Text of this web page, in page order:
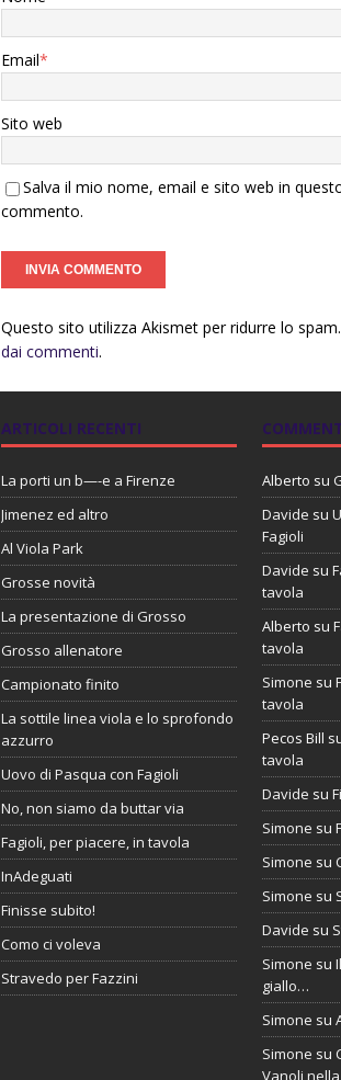
Email*
Sito web
Salva il mio nome, email e sito web in
commento.
Questo sito utilizza Akismet per ridurre lo spam.
dai commenti.
ARTICOLI RECENTI
La porti un b—-e a Firenze
Jimenez ed altro
Al Viola Park
Grosse novità
La presentazione di Grosso
Grosso allenatore
Campionato finito
La sottile linea viola e lo sprofondo
azzurro
Uovo di Pasqua con Fagioli
No, non siamo da buttar via
Fagioli, per piacere, in tavola
InAdeguati
Finisse subito!
Como ci voleva
Stravedo per Fazzini
Alberto su
Davide su
Fagioli
Davide su
tavola
Alberto su
tavola
Simone su
tavola
Pecos Bill
tavola
Davide su
Simone su
Simone su
Simone su
Davide su
Simone su
giallo…
Simone su
Simone su
Vanoli